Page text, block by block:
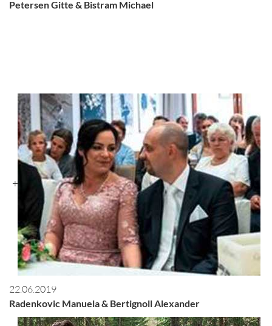
Petersen Gitte & Bistram Michael
+
22.06.2019
Radenkovic Manuela & Bertignoll Alexander